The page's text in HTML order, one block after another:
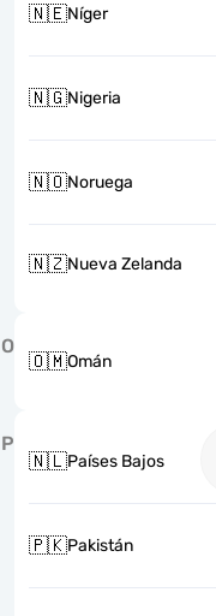
🇳🇪Níger
🇳🇬Nigeria
🇳🇴Noruega
🇳🇿Nueva Zelanda
O
🇴🇲Omán
P
🇳🇱Países Bajos
🇵🇰Pakistán